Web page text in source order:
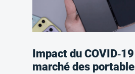
Impact du
marché des